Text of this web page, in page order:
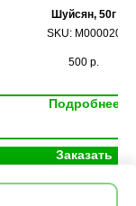
Шуйсян, 50г
SKU: M000020
500 р.
Подробнее
Заказать